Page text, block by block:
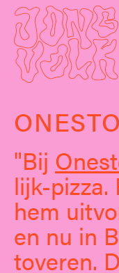
ONESTO
Bij
lijk-pizza.
hem
en nu in
toveren.